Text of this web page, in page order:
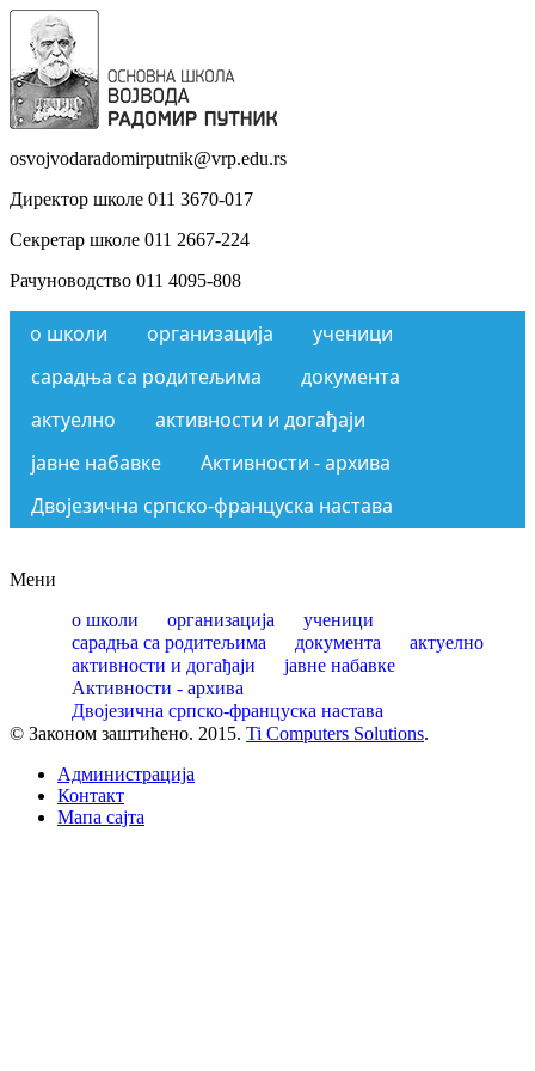
osvojvodaradomirputnik@vrp.edu.rs
Директор школе 011 3670-017
Секретар школе 011 2667-224
Рачуноводство 011 4095-808
о школи организација
ученици
сарадња са родитељима
документа
актуелно
активности и догађаји
јавне набавке
Активности - архива
Двојезична српско-француска настава
Мени
о школи
организација
ученици
сарадња са родитељима
документа
актуелно
активности и догађаји
јавне набавке
Активности - архива
Двојезична српско-француска настава
© Законом заштићено. 2015. Ti Computers Solutions.
Администрација
Контакт
Mапа сајта